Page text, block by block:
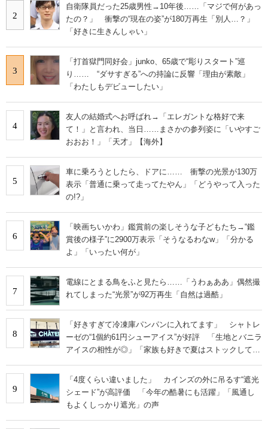
2
自衛隊員だった25歳男性→10年後……「マジで何があっ
たの？」 衝撃の“現在の姿”が180万再生「別人…？」
「好きに生きんしゃい」
3
「打首獄門同好会」junko、65歳で“彫りスタート”巡
り…… “ダサすぎる”への持論に反響「理由が素敵」
「わたしもデビューしたい」
4
友人の結婚式へお呼ばれ→「エレガントな格好で来
て！」と言われ、当日……まさかの参列姿に「いやすご
おおお！」「天才」【海外】
5
車に乗ろうとしたら、ドアに…… 衝撃の光景が130万
表示「普通に乗って走ってたやん」「どうやって入った
の!?」
6
「映画ちいかわ」鑑賞前の楽しそうな子どもたち→“鑑
賞後の様子”に2900万表示「そうなるわなw」「分かる
よ」「いったい何が」
7
電線にとまる鳥をふと見たら……「うわぁああ」偶然撮
れてしまった“光景”が92万再生「自然は過酷」
8
「好きすぎて冷凍庫パンパンに入れてます」 シャトレ
ーゼの“1個約61円シューアイス”が好評 「生地とバニラ
アイスの相性が◎」「家族も好きで夏はストックして
9
「4度くらい違いました」 カインズの外に吊るす“遮光
シェード”が高評価 「今年の酷暑にも活躍」「風通し
もよくしっかり遮光」の声